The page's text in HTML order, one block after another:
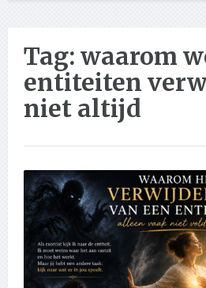
Tag: waarom
entiteiten
niet altijd